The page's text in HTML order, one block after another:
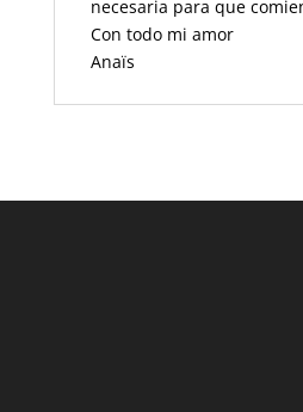
necesaria para que
Con todo mi amor
Anaïs